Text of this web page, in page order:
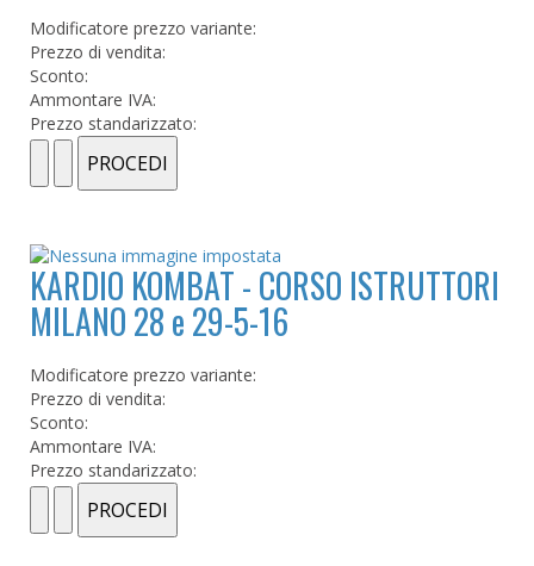
Modificatore prezzo variante:
Prezzo di vendita:
Sconto:
Ammontare IVA:
Prezzo standarizzato:
KARDIO KOMBAT - CORSO ISTRUTTORI
MILANO 28 e 29-5-16
Modificatore prezzo variante:
Prezzo di vendita:
Sconto:
Ammontare IVA:
Prezzo standarizzato: